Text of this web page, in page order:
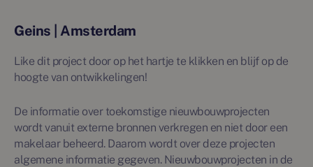
Geins | Amsterdam
Like dit project door op het hartje te klikken en blijf op de
hoogte van ontwikkelingen!
De informatie over toekomstige nieuwbouwprojecten
wordt vanuit externe bronnen verkregen en niet door een
makelaar beheerd. Daarom wordt over deze projecten
algemene informatie gegeven. Nieuwbouwprojecten in de